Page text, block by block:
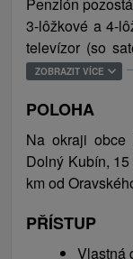
taktiež hraním
sa zabavia na
šmýkačke,
dispozícii na
pri objekte.
Orava patrí k
regiónom.
regionálne,
Oravský hrad,
3-lôžkové a 4-
televízor (so
so sprchovým
ZOBRAZIT VÍCE
POLOHA
Na okraji
Dolný Kubín,
km od
PŘÍSTUP
Vlastná